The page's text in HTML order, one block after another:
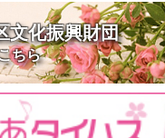
文化振興財団
ちら